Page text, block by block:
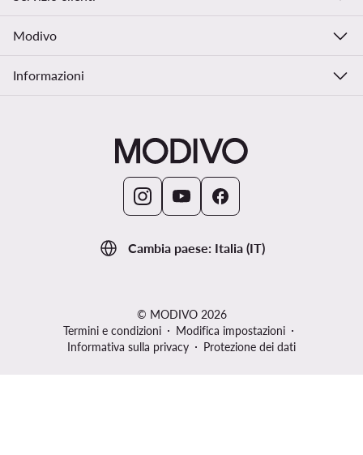
Cambia paese: Italia (IT)
Modivo
Informazioni
© MODIVO 2026
Termini e condizioni
Modifica impostazioni
Informativa sulla privacy
Protezione dei dati